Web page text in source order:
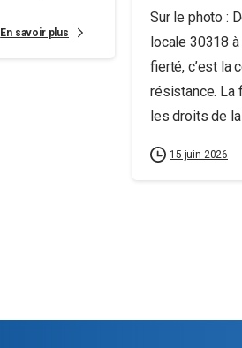
En savoir plus
Sur le photo :
locale 30318
fierté, c’est la
résistance. La
les droits de
15 juin 2026